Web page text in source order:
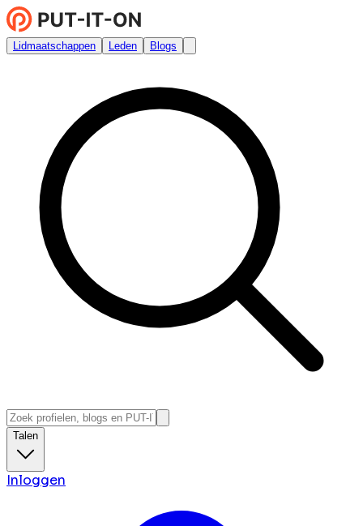
Lidmaatschappen Leden Blogs
Talen
Inloggen